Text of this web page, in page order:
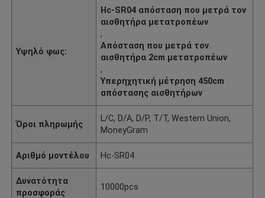
Υψηλό φως:
Hc-SR04 απόσταση που μετρά τον
αισθητήρα μετατροπέων
,
Απόσταση που μετρά τον
αισθητήρα 2cm μετατροπέων
,
Υπερηχητική μέτρηση 450cm
απόστασης αισθητήρων
Όροι πληρωμής
L/C, D/A, D/P, T/T, Western Union,
MoneyGram
Αριθμό μοντέλου Hc-SR04
Δυνατότητα
προσφοράς
10000pcs